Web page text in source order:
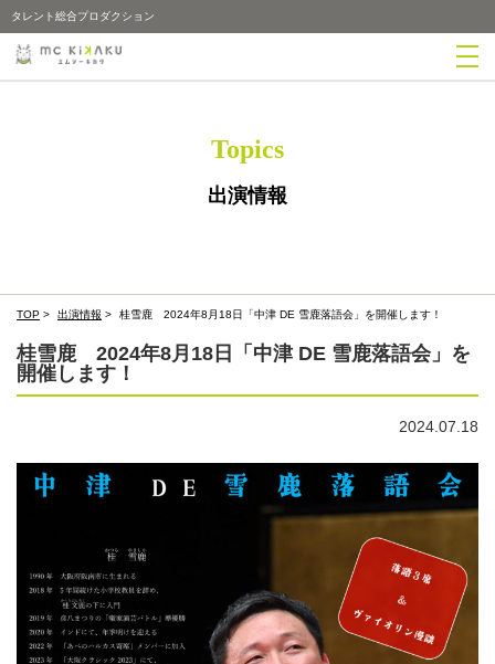
タレント総合プロダクション
Topics
出演情報
TOP > 出演情報 > 桂雪鹿 2024年8月18日「中津 DE 雪鹿落語会」を開催します！
桂雪鹿 2024年8月18日「中津 DE 雪鹿落語会」を
開催します！
2024.07.18